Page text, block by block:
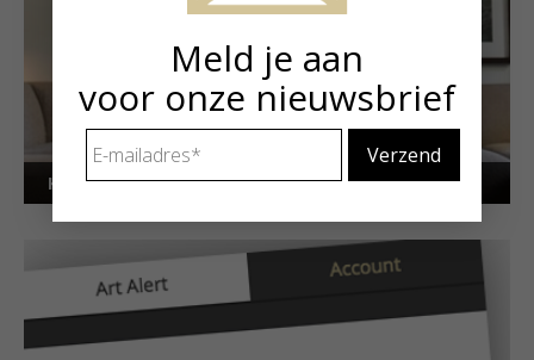
Kunstuitleen voor particulieren
Meld je aan
voor onze nieuwsbrief
mailadres *